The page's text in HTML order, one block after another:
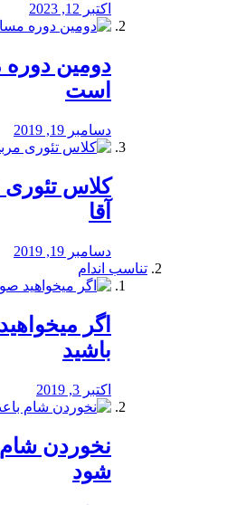
اکتبر 12, 2023
دومین دوره
است
دسامبر 19, 2019
آقا
دسامبر 19, 2019
تناسب اندام
اگر
باشید
اکتبر 3, 2019
نخوردن
‌شود